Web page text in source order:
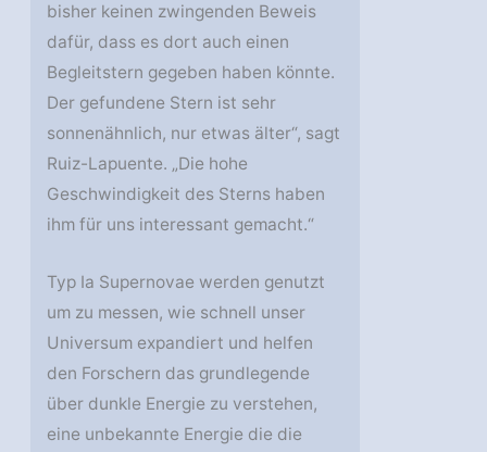
bisher keinen zwingenden Beweis
dafür, dass es dort auch einen
Begleitstern gegeben haben könnte.
Der gefundene Stern ist sehr
sonnenähnlich, nur etwas älter“, sagt
Ruiz-Lapuente. „Die hohe
Geschwindigkeit des Sterns haben
ihm für uns interessant gemacht.“
Typ Ia Supernovae werden genutzt
um zu messen, wie schnell unser
Universum expandiert und helfen
den Forschern das grundlegende
über dunkle Energie zu verstehen,
eine unbekannte Energie die die